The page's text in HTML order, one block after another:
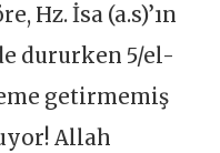
Hz. İsa (a.s)’ın
dururken 5/el-
getirmemiş
Allah